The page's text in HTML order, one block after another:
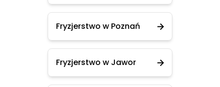
Fryzjerstwo w Poznań
Fryzjerstwo w Jawor